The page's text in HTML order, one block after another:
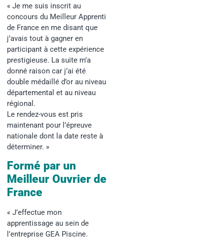
« Je me suis inscrit au
concours du Meilleur Apprenti
de France en me disant que
j’avais tout à gagner en
participant à cette expérience
prestigieuse. La suite m’a
donné raison car j’ai été
double médaillé d’or au niveau
départemental et au niveau
régional.
Le rendez-vous est pris
maintenant pour l’épreuve
nationale dont la date reste à
déterminer. »
Formé par un
Meilleur Ouvrier de
France
« J’effectue mon
apprentissage au sein de
l’entreprise GEA Piscine.